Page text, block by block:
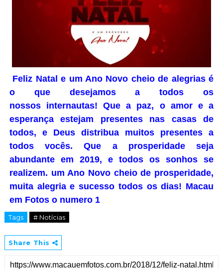
Feliz Natal e um Ano Novo cheio de alegrias é
o que desejamos a todos os
nossos internautas! Que a paz, o amor e a
esperança estejam presentes nas casas de
todos, e Deus distribua muitos presentes a
todos vocês. Que a prosperidade seja
abundante em 2019, e todos os sonhos se
realizem. um Ano Novo cheio de prosperidade,
muita alegria e sucesso todos os dias! Macau
em Fotos o numero 1
Tags # Notícias
Share This